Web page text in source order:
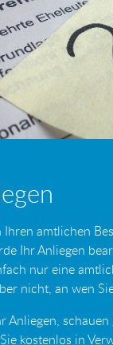
Ihren amtlichen
Ihr Anliegen
nur eine
nicht, an wen
Anliegen,
kostenlos in